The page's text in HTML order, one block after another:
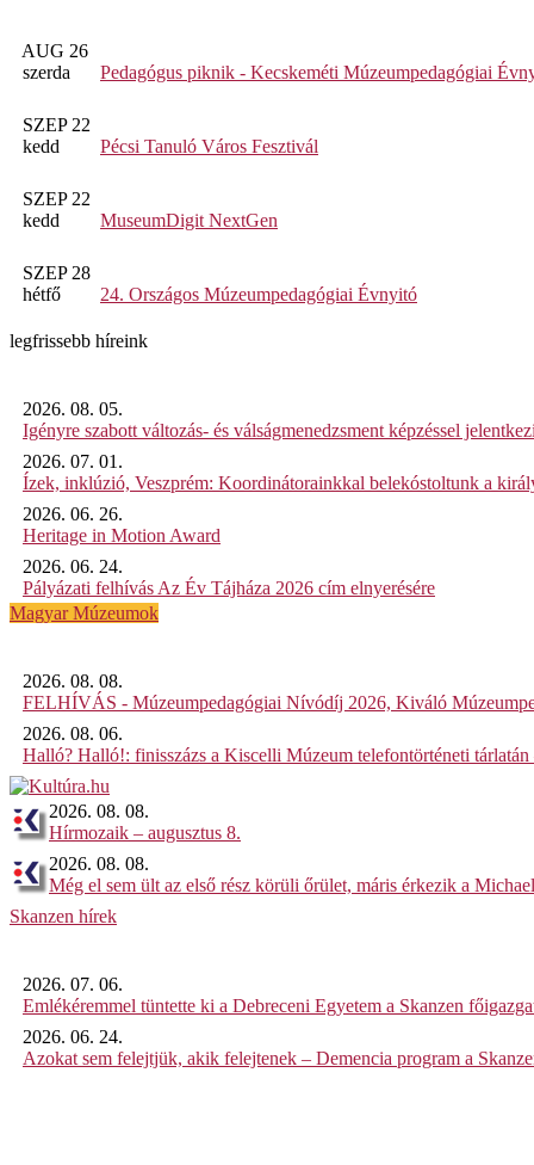
AUG 26
szerda
Pedagógus piknik - Kecskeméti Múzeumpedagógiai
SZEP 22
kedd
Pécsi Tanuló Város Fesztivál
SZEP 22
kedd
MuseumDigit NextGen
SZEP 28
hétfő
24. Országos Múzeumpedagógiai Évnyitó
legfrissebb híreink
2026. 08. 05.
Igényre szabott változás- és válságmenedzsment képzéssel
2026. 07. 01.
Ízek, inklúzió, Veszprém: Koordinátorainkkal belekóstoltunk a
2026. 06. 26.
Heritage in Motion Award
2026. 06. 24.
Pályázati felhívás Az Év Tájháza 2026 cím elnyerésére
Magyar Múzeumok
2026. 08. 08.
FELHÍVÁS - Múzeumpedagógiai Nívódíj 2026, Kiváló
2026. 08. 06.
Halló? Halló!: finisszázs a Kiscelli Múzeum telefontörténeti tárlatán
2026. 08. 08.
Hírmozaik – augusztus 8.
2026. 08. 08.
Még el sem ült az első rész körüli őrület, máris érkezik a
Skanzen hírek
2026. 07. 06.
Emlékéremmel tüntette ki a Debreceni Egyetem a Skanzen
2026. 06. 24.
Azokat sem felejtjük, akik felejtenek – Demencia program a